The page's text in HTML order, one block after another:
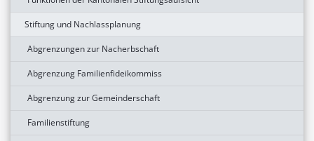
Stiftung und Nachlassplanung
Abgrenzungen zur Nacherbschaft
Abgrenzung Familienfideikommiss
Abgrenzung zur Gemeinderschaft
Familienstiftung